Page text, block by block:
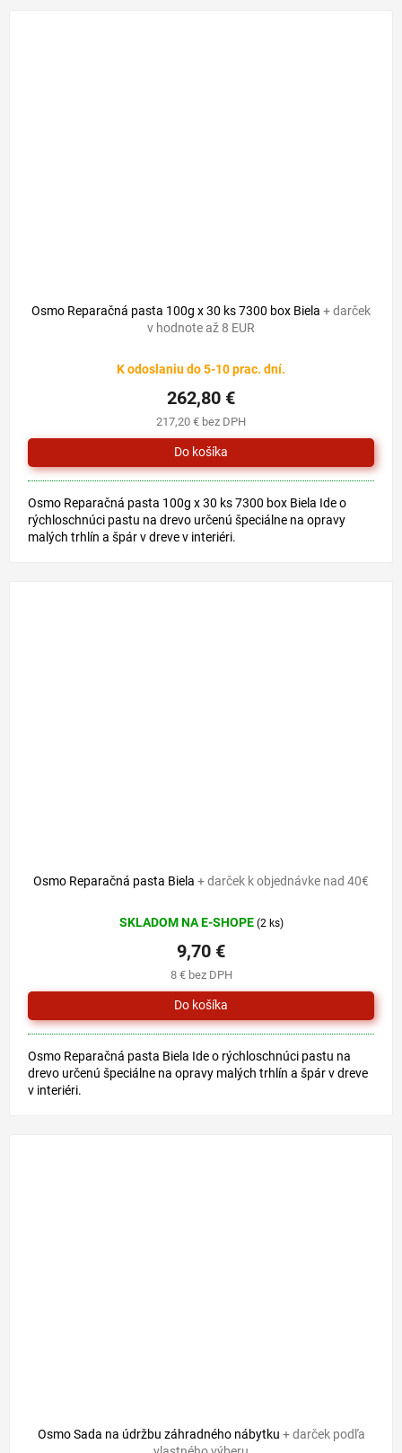
Osmo Reparačná pasta 100g x 30 ks 7300 box Biela + darček
v hodnote až 8 EUR
K odoslaniu do 5-10 prac. dní.
217,20 € bez DPH
262,80 €
Osmo Reparačná pasta 100g x 30 ks 7300 box Biela Ide o
rýchloschnúci pastu na drevo určenú špeciálne na opravy
malých trhlín a špár v dreve v interiéri.
Osmo Reparačná pasta Biela + darček k objednávke nad 40€
SKLADOM NA E-SHOPE (2 ks)
8 € bez DPH
9,70 €
Osmo Reparačná pasta Biela Ide o rýchloschnúci pastu na
drevo určenú špeciálne na opravy malých trhlín a špár v dreve
v interiéri.
Osmo Sada na údržbu záhradného nábytku + darček podľa